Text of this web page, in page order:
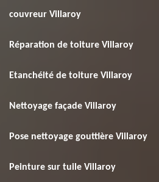
couvreur Villaroy
Réparation de toiture Villaroy
Etanchéité de toiture Villaroy
Nettoyage façade Villaroy
Pose nettoyage gouttière Villaroy
Peinture sur tuile Villaroy